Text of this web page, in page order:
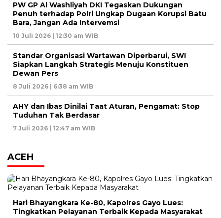
PW GP Al Washliyah DKI Tegaskan Dukungan
Penuh terhadap Polri Ungkap Dugaan Korupsi Batu
Bara, Jangan Ada Intervemsi
10 Juli 2026 | 12:30 am WIB
Standar Organisasi Wartawan Diperbarui, SWI
Siapkan Langkah Strategis Menuju Konstituen
Dewan Pers
8 Juli 2026 | 6:38 am WIB
AHY dan Ibas Dinilai Taat Aturan, Pengamat: Stop
Tuduhan Tak Berdasar
7 Juli 2026 | 12:47 am WIB
ACEH
Hari Bhayangkara Ke-80, Kapolres Gayo Lues:
Tingkatkan Pelayanan Terbaik Kepada Masyarakat